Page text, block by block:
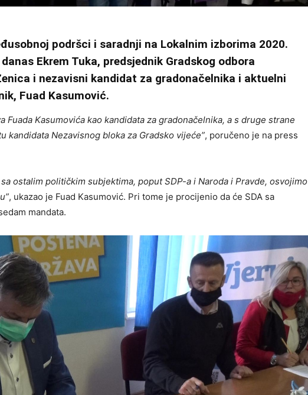
podršci i saradnji na Lokalnim izborima 2020.
Ekrem Tuka, predsjednik Gradskog odbora
i nezavisni kandidat za gradonačelnika i aktuelni
Fuad Kasumović.
Fuada Kasumovića kao kandidata za gradonačelnika, a s druge strane
kandidata Nezavisnog bloka za Gradsko vijeće”, poručeno je na press
ostalim političkim subjektima, poput SDP-a i Naroda i Pravde, osvojimo
, ukazao je Fuad Kasumović. Pri tome je procijenio da će SDA sa
mandata.